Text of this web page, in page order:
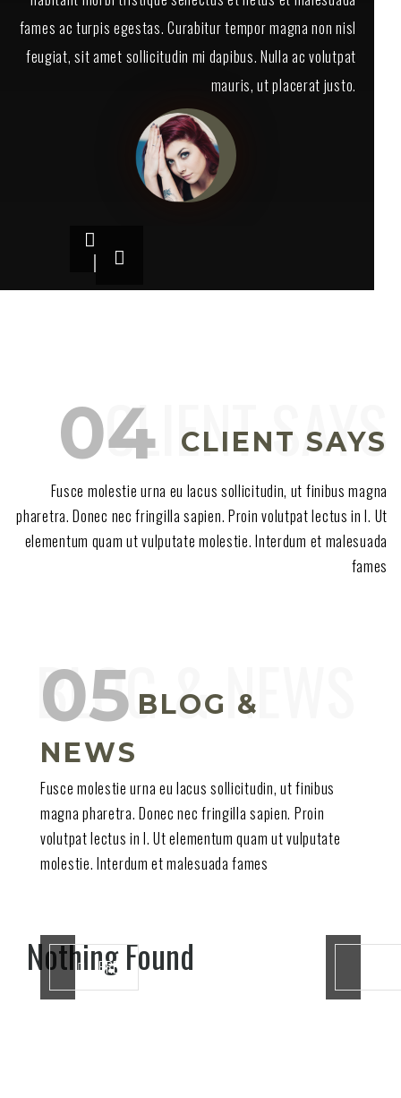
fames ac turpis egestas. Curabitur tempor magna non nisl
feugiat, sit amet sollicitudin mi dapibus. Nulla ac volutpat
mauris, ut placerat justo.
CLIENT SAYS
Fusce molestie urna eu lacus sollicitudin, ut finibus magna
pharetra. Donec nec fringilla sapien. Proin volutpat lectus in l. Ut
elementum quam ut vulputate molestie. Interdum et malesuada
fames
BLOG &
NEWS
Fusce molestie urna eu lacus sollicitudin, ut finibus
magna pharetra. Donec nec fringilla sapien. Proin
volutpat lectus in l. Ut elementum quam ut vulputate
molestie. Interdum et malesuada fames
Nothing Found
It
PREV